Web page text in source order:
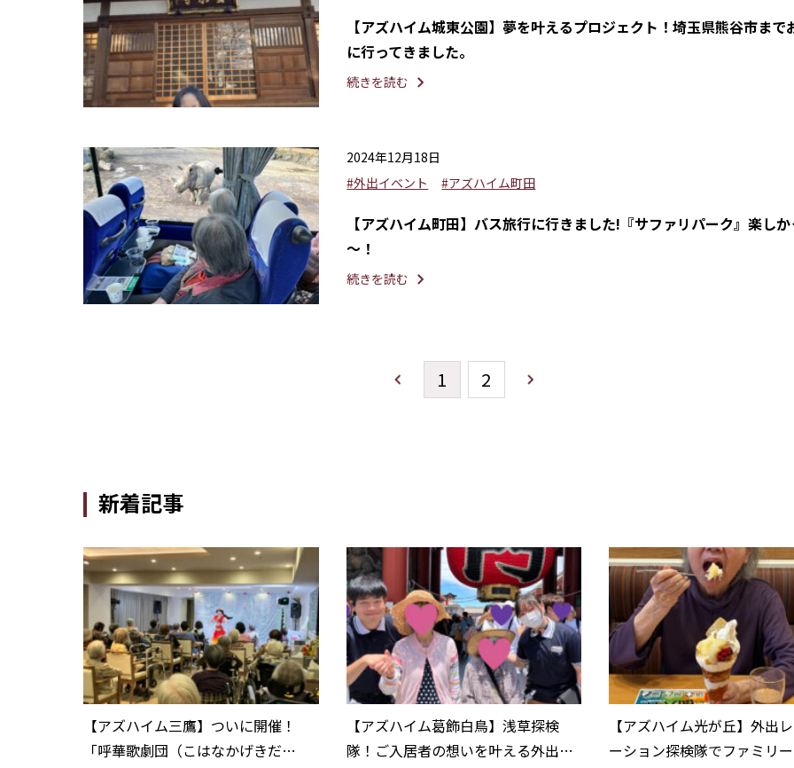
【アズハイム城東公園】夢を叶えるプロジェクト！埼玉県熊谷市まで
に行ってきました。
続きを読む
2024年12月18日
#外出イベント
#アズハイム町田
【アズハイム町田】バス旅行に行きました!『サファリパーク』楽し
～！
続きを読む
1 2
新着記事
【アズハイム三鷹】ついに開催！
「呼華歌劇団（こはなかげきだ
【アズハイム葛飾白鳥】浅草探検
隊！ご入居者の想いを叶える外出レ
【アズハイム光が丘】外出
ーション探検隊でファミリ